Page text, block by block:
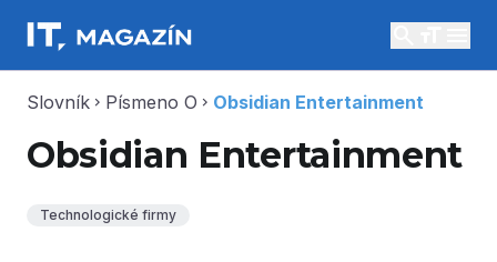
Slovník chevron_right Písmeno O chevron_right Obsidian Entertainment
Obsidian Entertainment
Technologické firmy